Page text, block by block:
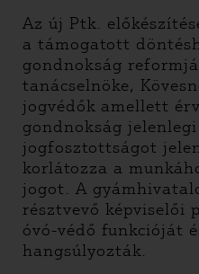
Az új Ptk.
a támogatott
gondnokság
tanácselnöke,
jogvédők amellett
gondnokság
jogfosztottságot
korlátozza a
jogot. A
résztvevő képviselői
óvó-védő funkcióját
hangsúlyozták.